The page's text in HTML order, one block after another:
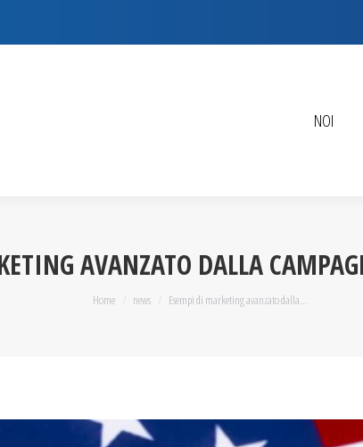
NOI
AVANZATO DALLA
You are here:
Home news Esempi di marketing avanzato dalla…